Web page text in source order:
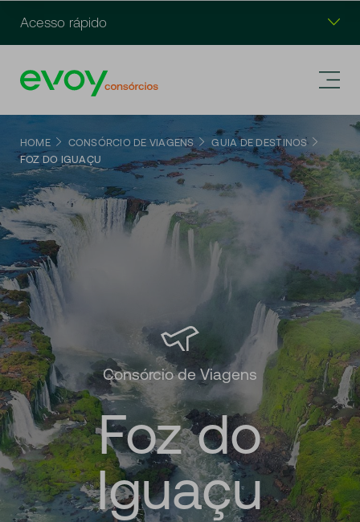
Acesso rápido
HOME CONSÓRCIO DE VIAGENS
GUIA DE DESTINOS
FOZ DO IGUAÇU
Consórcio de Viagens
Foz do
Iguaçu